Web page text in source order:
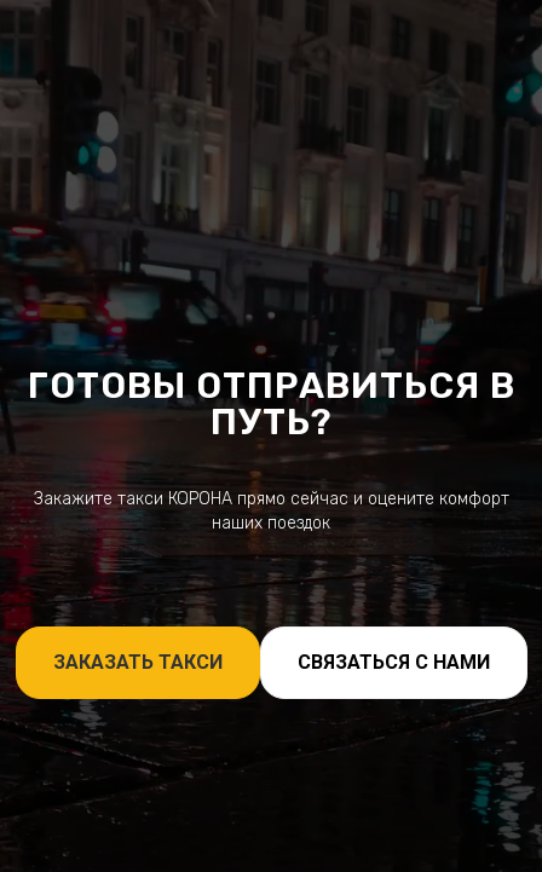
ГОТОВЫ ОТПРАВИТЬСЯ В
ПУТЬ?
Закажите такси КОРОНА прямо сейчас и оцените комфорт
наших поездок
ЗАКАЗАТЬ ТАКСИ СВЯЗАТЬСЯ С НАМИ